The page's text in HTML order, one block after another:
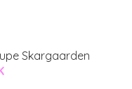
Skargaarden